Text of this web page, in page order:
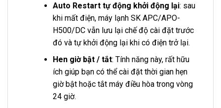
Auto Restart tự động khởi động lại: sau
khi mất điện, máy lạnh SK APC/APO-
H500/DC vẫn lưu lại chế độ cài đặt trước
đó và tự khởi động lại khi có điện trở lại.
Hen giờ bật / tắt: Tính năng này, rất hữu
ích giúp bạn có thể cài đặt thời gian hẹn
giờ bật hoặc tắt máy điều hòa trong vòng
24 giờ.